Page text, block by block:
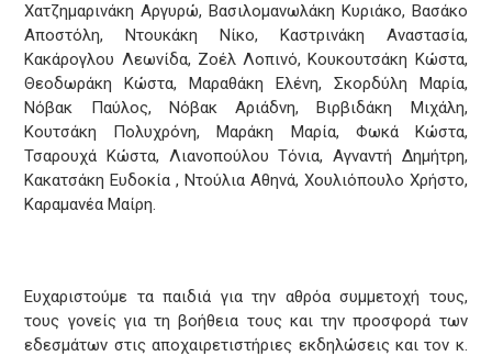
Χατζημαρινάκη Αργυρώ, Βασιλομανωλάκη Κυριάκο, Βασάκο
Αποστόλη, Ντουκάκη Νίκο, Καστρινάκη Αναστασία,
Κακάρογλου Λεωνίδα, Ζοέλ Λοπινό, Κουκουτσάκη Κώστα,
Θεοδωράκη Κώστα, Μαραθάκη Ελένη, Σκορδύλη Μαρία,
Νόβακ Παύλος, Νόβακ Αριάδνη, Βιρβιδάκη Μιχάλη,
Κουτσάκη Πολυχρόνη, Μαράκη Μαρία, Φωκά Κώστα,
Τσαρουχά Κώστα, Λιανοπούλου Τόνια, Αγναντή Δημήτρη,
Κακατσάκη Ευδοκία , Ντούλια Αθηνά, Χουλιόπουλο Χρήστο,
Καραμανέα Μαίρη.
Ευχαριστούμε τα παιδιά για την αθρόα συμμετοχή τους,
τους γονείς για τη βοήθεια τους και την προσφορά των
εδεσμάτων στις αποχαιρετιστήριες εκδηλώσεις και τον κ.